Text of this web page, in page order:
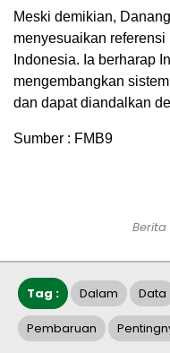
Meski demikian,
menyesuaikan
Indonesia. Ia berharap
mengembangkan
dan dapat diandalkan
Sumber : FMB9
Tag : Dalam Data
Pembaruan